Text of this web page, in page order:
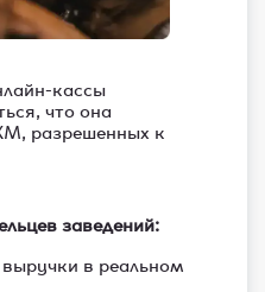
кассы
что она
разрешенных к
заведений:
в реальном